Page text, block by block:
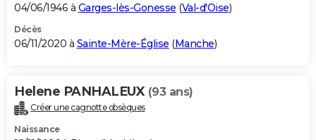
04/06/1946 à Garges-lès-Gonesse (Val-d'Oise)
Décès
06/11/2020 à Sainte-Mère-Église (Manche)
Helene PANHALEUX (93 ans)
Créer une cagnotte obsèques
Naissance